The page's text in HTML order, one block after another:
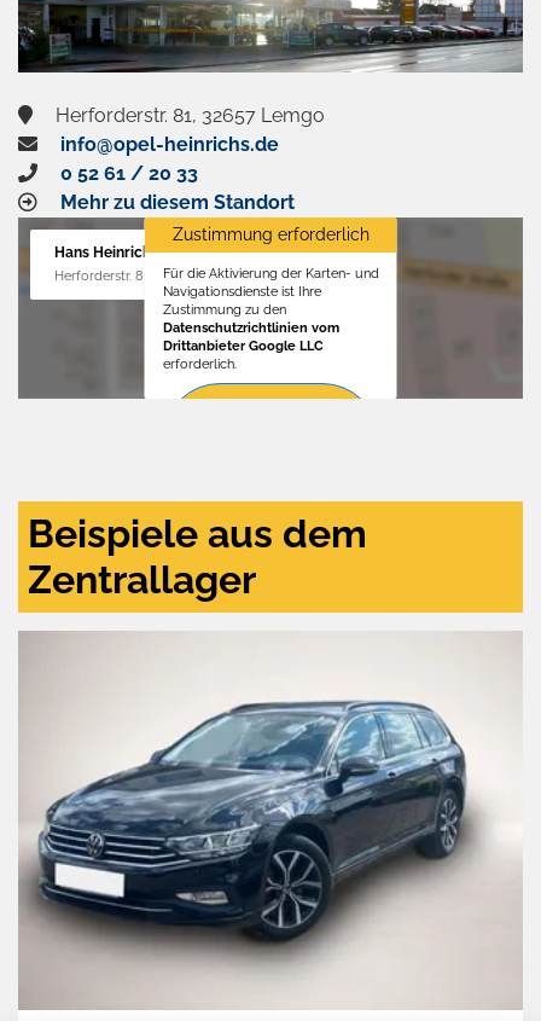
Herforderstr. 81, 32657 Lemgo
info@opel-heinrichs.de
0 52 61 / 20 33
Mehr zu diesem Standort
Hans Heinrichs GmbH
Herforderstr. 81, 32657 Lemgo
Zustimmung erforderlich
Für die Aktivierung der Karten- und
Navigationsdienste ist Ihre
Zustimmung zu den
Datenschutzrichtlinien vom
Drittanbieter Google LLC
erforderlich.
Beispiele aus dem
Zentrallager